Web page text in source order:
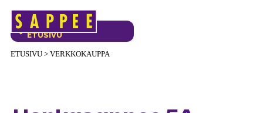
Päävalikko
ETUSIVU> VERKKOKAUPPA
VERKKOKAUPAN
ETUSIVU